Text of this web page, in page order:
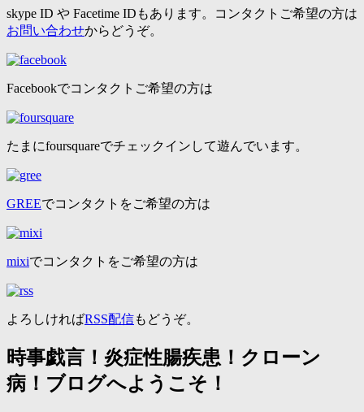
skype ID や Facetime IDもあります。コンタクトご希望の方は
お問い合わせからどうぞ。
Facebookでコンタクトご希望の方は
たまにfoursquareでチェックインして遊んでいます。
GREEでコンタクトをご希望の方は
mixiでコンタクトをご希望の方は
よろしければRSS配信もどうぞ。
時事戯言！炎症性腸疾患！クローン
病！ブログへようこそ！